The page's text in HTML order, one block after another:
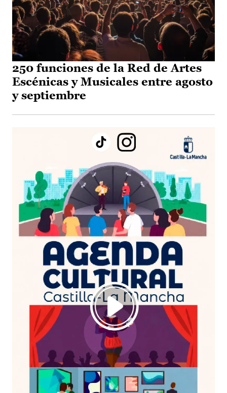
250 funciones de la Red de Artes
Escénicas y Musicales entre agosto
y septiembre